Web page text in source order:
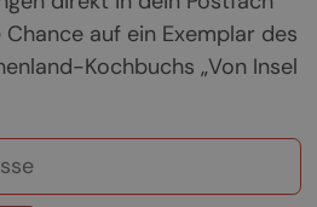
auf ein Exemplar des
Kochbuchs „Von Insel